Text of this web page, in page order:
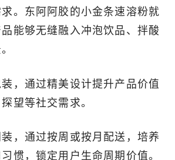
。东阿阿胶的小金条速溶粉就
能够无缝融入冲泡饮品、拌酸
，通过精美设计提升产品价值
望等社交需求。
，通过按周或按月配送，培养
惯，锁定用户生命周期价值。